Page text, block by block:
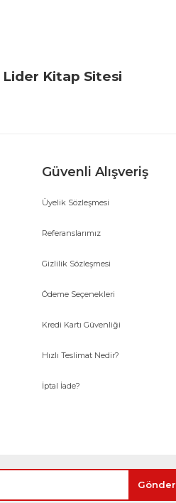
Kitap Sitesi
Güvenli Alışveriş
Üyelik Sözleşmesi
Referanslarımız
Gizlilik Sözleşmesi
Ödeme Seçenekleri
Kredi Kartı Güvenliği
Hızlı Teslimat Nedir?
İptal İade?
Gönder